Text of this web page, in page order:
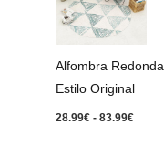
Alfombra Redonda
Estilo Original
28.99€ - 83.99€
desde
28.99€
83.99€